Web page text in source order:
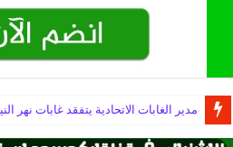
مدير الغابات الاتحادية يتفقد غابات نهر
وزير الثروة الحيوانية يؤكد أهمية